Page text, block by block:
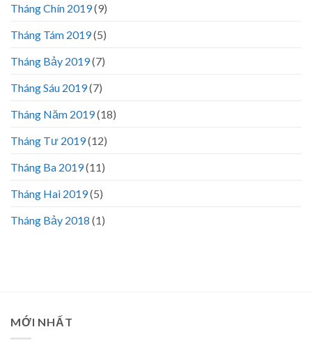
Tháng Chín 2019(9)
Tháng Tám 2019(5)
Tháng Bảy 2019(7)
Tháng Sáu 2019(7)
Tháng Năm 2019(18)
Tháng Tư 2019(12)
Tháng Ba 2019(11)
Tháng Hai 2019(5)
Tháng Bảy 2018 (1)
MỚI NHẤT